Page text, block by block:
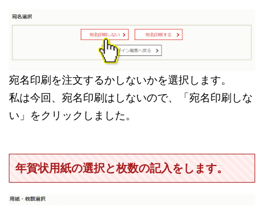
宛名印刷を注文するかしないかを選択します。
私は今回、宛名印刷はしないので、「宛名印刷しな
い」をクリックしました。
年賀状用紙の選択と枚数の記入をします。